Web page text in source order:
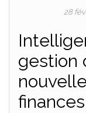
28
gestion